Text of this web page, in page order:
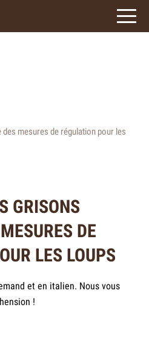
mesures de régulation pour les
GRISONS
DE
LES LOUPS
et en italien. Nous vous
!